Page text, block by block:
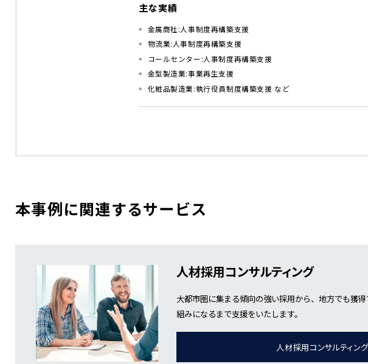
主な実績
金属商社:人事制度再構築支援
物流業:人事制度再構築支援
コールセンター:人事制度再構築支援
金型製造業:事業再生支援
化粧品製造業:執行役員制度構築支援 など
本事例に関連するサービス
人材採用コンサルティング
大都市圏に集まる傾向の強い採用から、地方でも獲
組みになるまで支援をいたします。
人材採用コンサルティン